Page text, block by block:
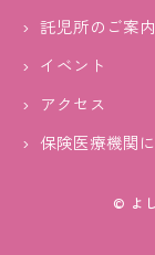
託児所のご案内
イベント
アクセス
保険医療機関
© よ